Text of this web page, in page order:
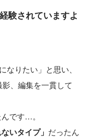
験されていますよ
りたい」と思い、
、編集を一貫して
です…。
いタイプ」 だったん